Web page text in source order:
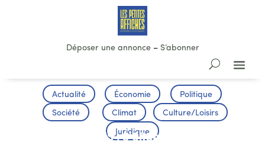
Déposer une annonce– S’abonner
Actualité Économie Politique
Société Climat Culture/Loisirs
Juridique
ASSOCIATIONS : S’ORGANISER POUR